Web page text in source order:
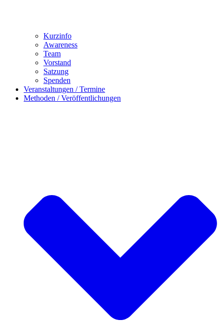
Kurzinfo
Awareness
Team
Vorstand
Satzung
Spenden
Veranstaltungen / Termine
Methoden / Veröffentlichungen